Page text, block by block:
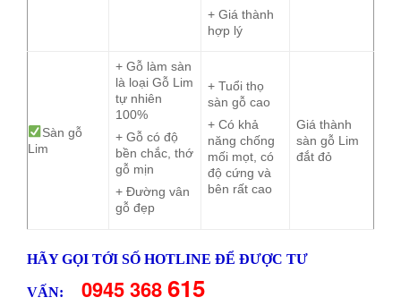
+ Giá thành
hợp lý
Sàn gỗ
Lim
+ Gỗ làm sàn
là loại Gỗ Lim
tự nhiên
100%
+ Gỗ có độ
bền chắc, thớ
gỗ mịn
+ Đường vân
gỗ đẹp
+ Tuổi thọ
sàn gỗ cao
+ Có khả
năng chống
mối mọt, có
độ cứng và
bên rất cao
Giá thành
sàn gỗ Lim
đắt đỏ
HÃY GỌI TỚI SỐ HOTLINE ĐỂ ĐƯỢC TƯ
VẤN: 0945 368615